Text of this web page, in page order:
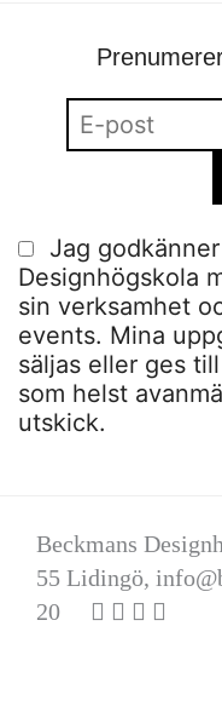
Jag
Designhögskola
sin verksamhet
events. Mina
säljas eller ges
som helst
utskick.
Beckmans
55 Lidingö,
20